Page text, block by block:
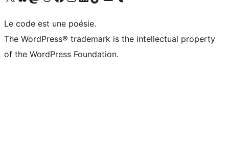
Le code est une poésie.
The WordPress® trademark is the intellectual property
of the WordPress Foundation.